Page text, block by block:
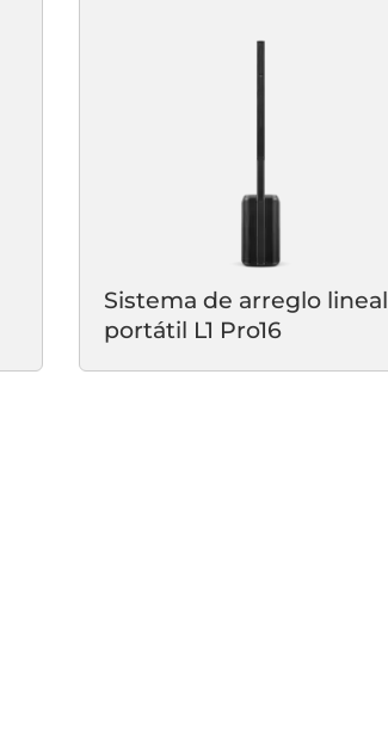
Sistema de arreglo lineal
portátil L1 Pro16